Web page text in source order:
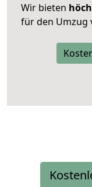
Wir bieten
für den Umzug